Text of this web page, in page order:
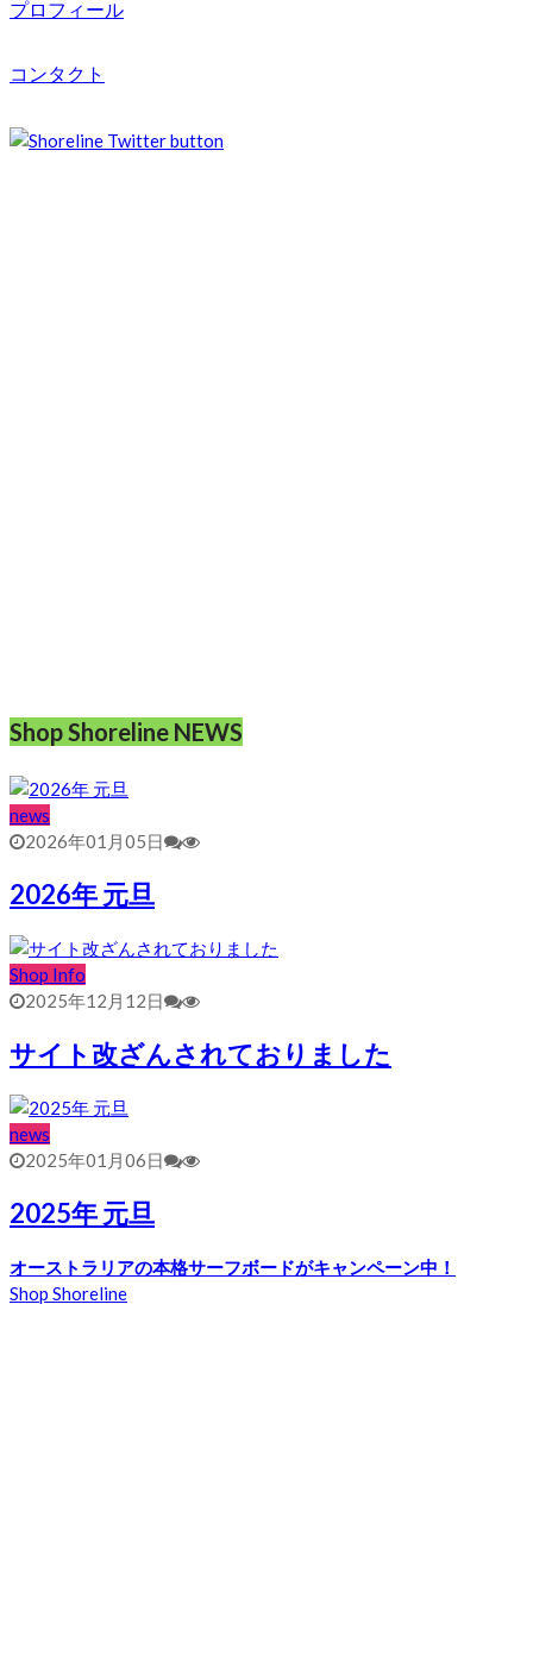
プロフィール
コンタクト
Shop Shoreline NEWS
news
2026年01月05日
2026年 元旦
Shop Info
2025年12月12日
サイト改ざんされておりました
news
2025年01月06日
2025年 元旦
オーストラリアの本格サーフボードがキャンペーン中！
Shop Shoreline